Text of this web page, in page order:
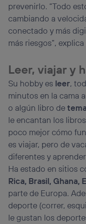
prevenirlo. “Todo
cambiando a
conectado y más
más riesgos”,
Leer, viajar y
Su hobby es leer,
minutos en la cama
o algún libro de
le encantan los
poco mejor cómo
es viajar, pero de
diferentes y
Ha estado en sitios
Rica, Brasil, Ghana,
parte de Europa.
deporte (correr,
le gustan los